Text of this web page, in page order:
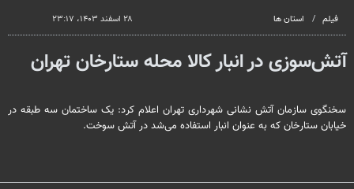
فیلم استان ها ۲۸ اسفند ۱۴۰۳، ۲۳:۱۷
آتش‌سوزی در انبار کالا محله ستارخان تهران
سخنگوی سازمان آتش نشانی شهرداری تهران اعلام کرد: یک ساختمان سه طبقه در
خیابان ستارخان که به عنوان انبار استفاده می‌شد در آتش سوخت.